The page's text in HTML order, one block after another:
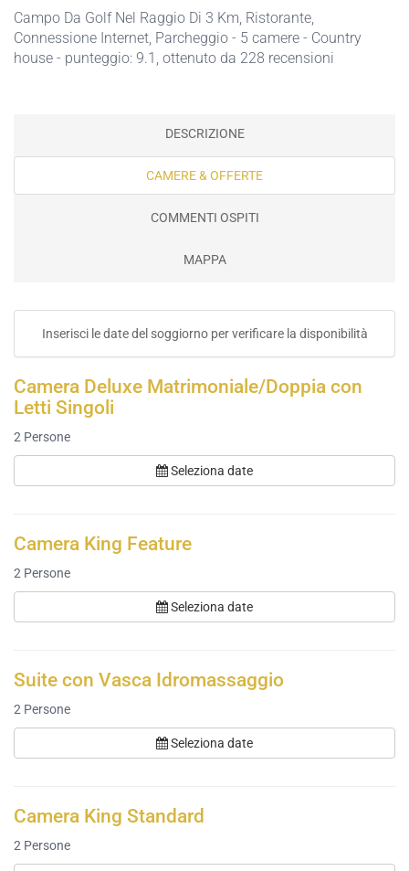
Campo Da Golf Nel Raggio Di 3 Km, Ristorante,
Connessione Internet, Parcheggio - 5 camere - Country
house - punteggio: 9.1, ottenuto da 228 recensioni
DESCRIZIONE
CAMERE & OFFERTE
COMMENTI OSPITI
MAPPA
Inserisci le date del soggiorno per verificare la disponibilità
Camera Deluxe Matrimoniale/Doppia con
Letti Singoli
2 Persone
Seleziona date
Camera King Feature
2 Persone
Seleziona date
Suite con Vasca Idromassaggio
2 Persone
Seleziona date
Camera King Standard
2 Persone